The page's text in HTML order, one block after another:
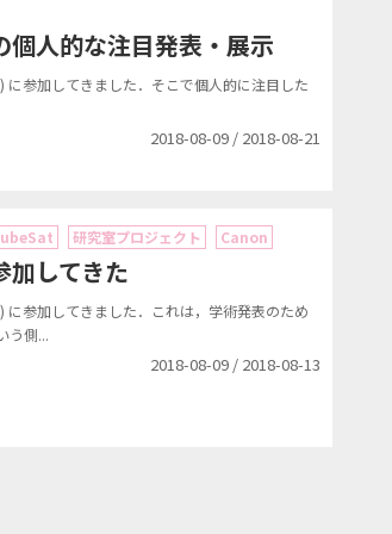
人的な注目発表・展示
参加してきました．そこで個人的に注目した
2018-08-09 / 2018-08-21
研究室プロジェクト Canon
してきた
参加してきました．これは，学術発表のため
う側...
2018-08-09 / 2018-08-13